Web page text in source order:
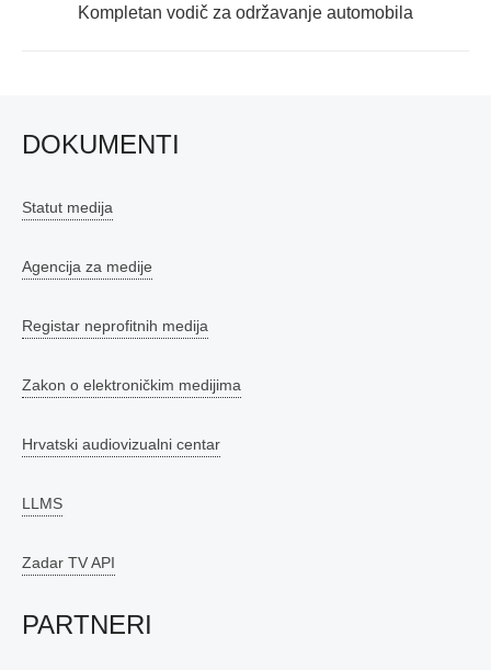
Next
Kompletan vodič za održavanje automobila
DOKUMENTI
Statut medija
Agencija za medije
Registar neprofitnih medija
Zakon o elektroničkim medijima
Hrvatski audiovizualni centar
LLMS
Zadar TV API
PARTNERI